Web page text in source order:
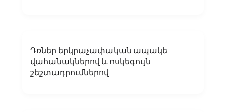
Դռներ երկրաչափական ապակե
վահանակներով և ոսկեգույն
շեշտադրումներով